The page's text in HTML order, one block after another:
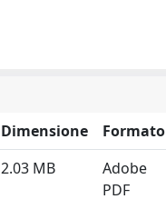
Dimensione
Formato
2.03 MB
Adobe
PDF